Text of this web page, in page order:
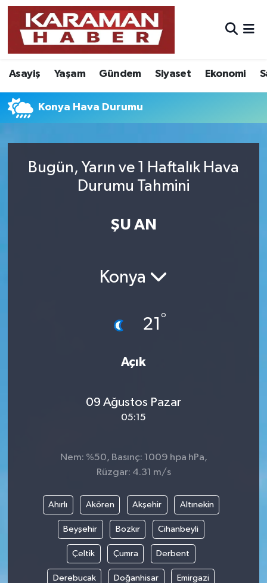
Asayiş Yaşam Gündem Siyaset Ekonomi
Konya Hava Durumu
Bugün, Yarın ve 1 Haftalık Hava
Durumu Tahmini
ŞU AN
Konya
21°
Açık
09 Ağustos Pazar
05:15
Nem: %50, Basınç: 1009 hpa hPa,
Rüzgar: 4.31 m/s
Ahırlı Akören Akşehir Altınekin
Beyşehir Bozkır Cihanbeyli
Çeltik Çumra Derbent
Derebucak Doğanhisar Emirgazi
Asayiş
Bilim - Teknoloji
Eğitim
Foto Galeri
Nöbetçi Eczaneler
Hava Durumu
Karaman Namaz Vakitleri
Süper Lig Puan Durumu ve Fikstür
Son Dakika Haberleri